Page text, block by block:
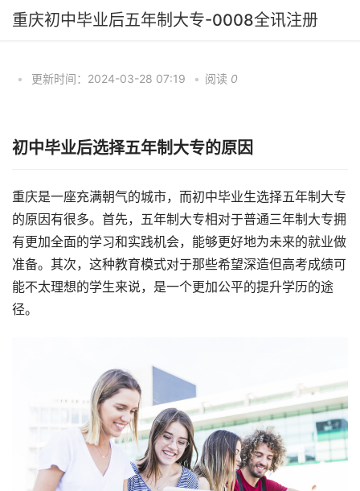
重庆初中毕业后五年制大专-0008全讯注册
• 更新时间：2024-03-28 07:19 • 阅读 0
初中毕业后选择五年制大专的原因
重庆是一座充满朝气的城市，而初中毕业生选择五年制大专
的原因有很多。首先，五年制大专相对于普通三年制大专拥
有更加全面的学习和实践机会，能够更好地为未来的就业做
准备。其次，这种教育模式对于那些希望深造但高考成绩可
能不太理想的学生来说，是一个更加公平的提升学历的途
径。